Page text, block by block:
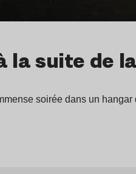
la suite de
soirée dans un